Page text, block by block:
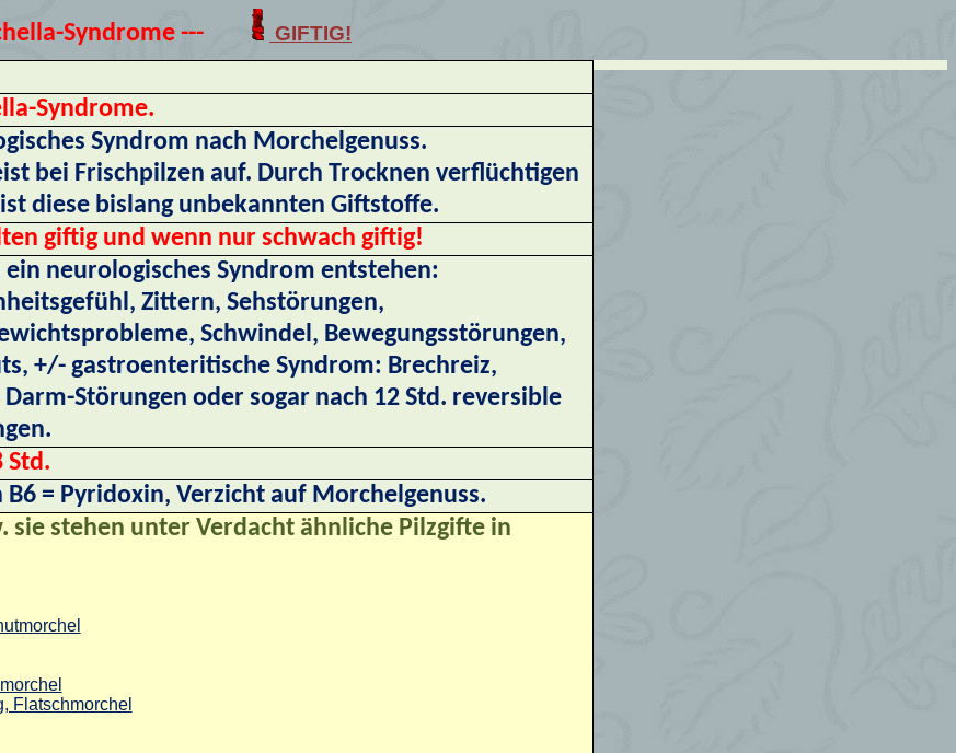
Syndrome --- GIFTIG!
Syndrome.
Syndrom nach Morchelgenuss.
bei Frischpilzen auf. Durch Trocknen verflüchtigen
diese bislang unbekannten Giftstoffe.
giftig und wenn nur schwach giftig!
ein neurologisches Syndrom entstehen:
Zittern, Sehstörungen,
Schwindel, Bewegungsstörungen,
+/- gastroenteritische Syndrom: Brechreiz,
Darm-Störungen oder sogar nach 12 Std. reversible
Std.
= Pyridoxin, Verzicht auf Morchelgenuss.
stehen unter Verdacht ähnliche Pilzgifte in
Flatschmorchel